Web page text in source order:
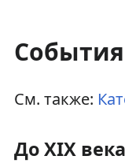
События
См. также:
До XIX века